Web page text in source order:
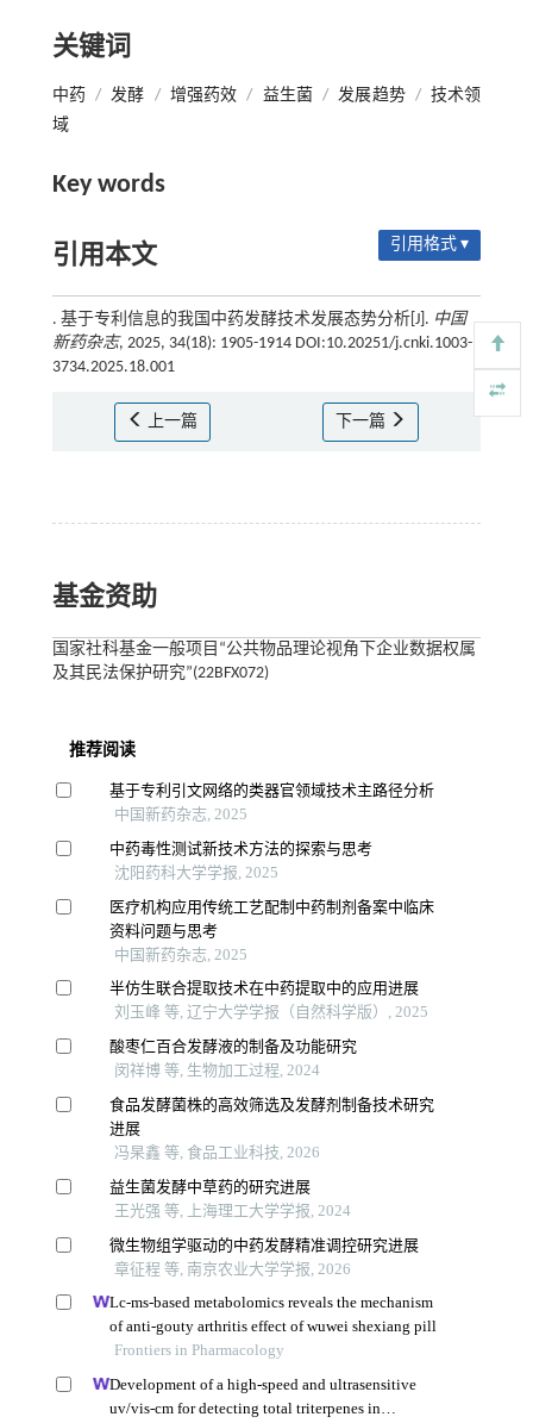
关键词
中药 / 发酵 / 增强药效 / 益生菌 / 发展趋势 / 技术领
域
Key words
引用本文 引用格式 ▾
. 基于专利信息的我国中药发酵技术发展态势分析[J]. 中国
新药杂志, 2025, 34(18): 1905-1914 DOI:10.20251/j.cnki.1003-
3734.2025.18.001
上一篇 下一篇
基金资助
国家社科基金一般项目“公共物品理论视角下企业数据权属
及其民法保护研究”(22BFX072)